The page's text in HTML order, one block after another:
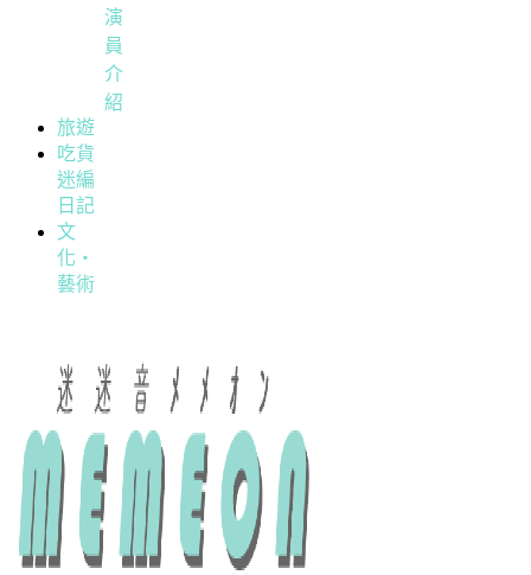
演
員
介
紹
旅遊
吃貨
迷編
日記
文
化・
藝術